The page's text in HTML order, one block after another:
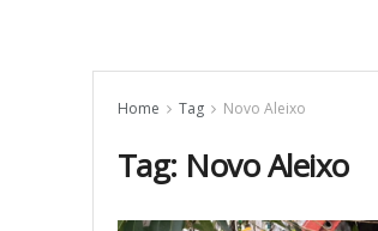
Home Tag Novo Aleixo
Tag: Novo Aleixo